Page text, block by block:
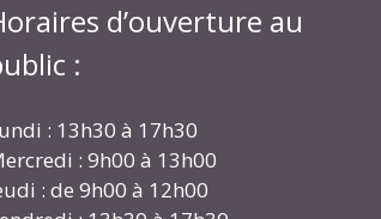
d’ouverture au
:
: 13h30 à 17h30
: 9h00 à 13h00
: de 9h00 à 12h00